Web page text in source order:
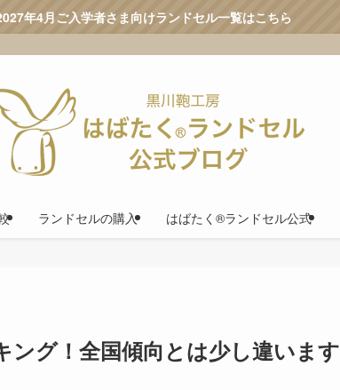
年4月ご入学者さま向けランドセル一覧はこちら
ランドセルの購入 はばたく®ランドセル公式
グ！全国傾向とは少し違います